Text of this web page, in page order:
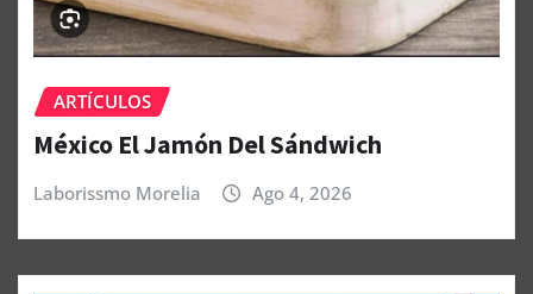
ARTÍCULOS
México El Jamón Del Sándwich
Laborissmo Morelia Ago 4, 2026